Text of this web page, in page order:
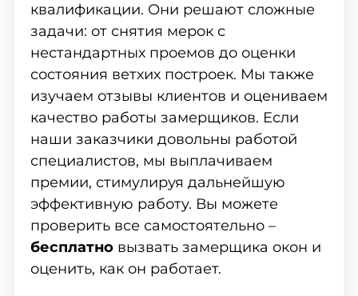
квалификации. Они решают сложные
задачи: от снятия мерок с
нестандартных проемов до оценки
состояния ветхих построек. Мы также
изучаем отзывы клиентов и оцениваем
качество работы замерщиков. Если
наши заказчики довольны работой
специалистов, мы выплачиваем
премии, стимулируя дальнейшую
эффективную работу. Вы можете
проверить все самостоятельно –
бесплатновызвать замерщика окон и
оценить, как он работает.